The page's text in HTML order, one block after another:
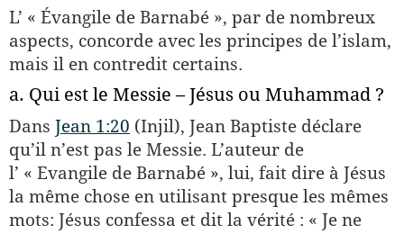
L’ « Évangile de Barnabé », par de nombreux
aspects, concorde avec les principes de l’islam,
mais il en contredit certains.
a. Qui est le Messie – Jésus ou Muhammad ?
Dans Jean 1:20 (Injil), Jean Baptiste déclare
qu’il n’est pas le Messie. L’auteur de
l’ « Evangile de Barnabé », lui, fait dire à Jésus
la même chose en utilisant presque les mêmes
mots: Jésus confessa et dit la vérité : « Je ne